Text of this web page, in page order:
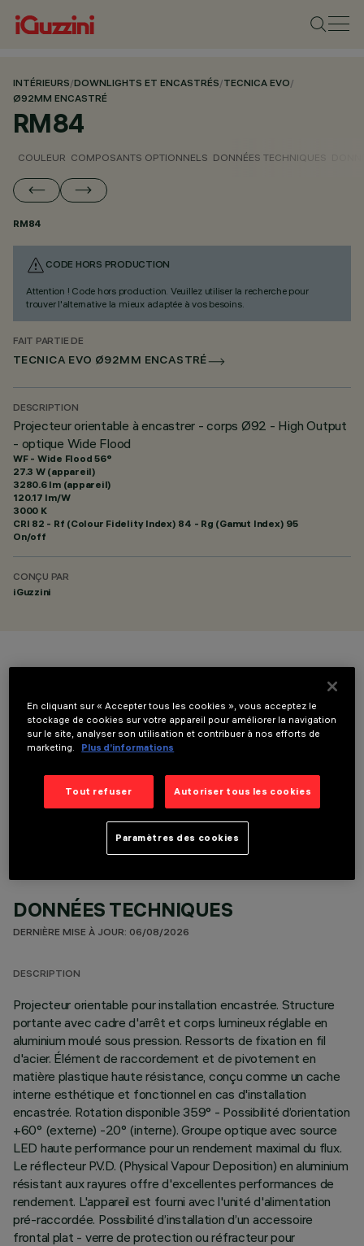
INTÉRIEURS/DOWNLIGHTS ET ENCASTRÉS/TECNICA EVO/
Ø92MM ENCASTRÉ
RM84
COULEUR COMPOSANTS OPTIONNELS DONNÉES TECHNIQUES
RM84
CODE HORS PRODUCTION
Attention ! Code hors production. Veuillez utiliser la recherche pour
trouver l'alternative la mieux adaptée à vos besoins.
FAIT PARTIE DE
TECNICA EVO Ø92MM ENCASTRÉ
DESCRIPTION
Projecteur orientable à encastrer - corps Ø92 - High Output
- optique Wide Flood
WF - Wide Flood 56°
27.3 W (appareil)
3280.6 lm (appareil)
120.17 lm/W
3000 K
CRI 82 - Rf (Colour Fidelity Index) 84 - Rg (Gamut Index) 95
On/off
CONÇU PAR
iGuzzini
COULEUR
COMPOSANTS OPTIONNELS
DONNÉES TECHNIQUES
DERNIÈRE MISE À JOUR: 06/08/2026
DESCRIPTION
Projecteur orientable pour installation encastrée. Structure
portante avec cadre d'arrêt et corps lumineux réglable en
aluminium moulé sous pression. Ressorts de fixation en fil
d'acier. Élément de raccordement et de pivotement en
matière plastique haute résistance, conçu comme un cache
interne esthétique et fonctionnel en cas d'installation
encastrée. Rotation disponible 359° - Possibilité d’orientation
+60° (externe) -20° (interne). Groupe optique avec source
LED haute performance pour un rendement maximal du flux.
Le réflecteur P.V.D. (Physical Vapour Deposition) en aluminium
résistant aux rayures offre d'excellentes performances de
rendement. L'appareil est fourni avec l'unité d'alimentation
pré-raccordée. Possibilité d’installation d’un accessoire
frontal plat - verre de protection ou réfracteur pour
En cliquant sur « Accepter tous les cookies », vous acceptez le
stockage de cookies sur votre appareil pour améliorer la navigation
sur le site, analyser son utilisation et contribuer à nos efforts de
marketing.
Plus d’informations
Tout refuser Autoriser tous les cookies
Paramètres des cookies